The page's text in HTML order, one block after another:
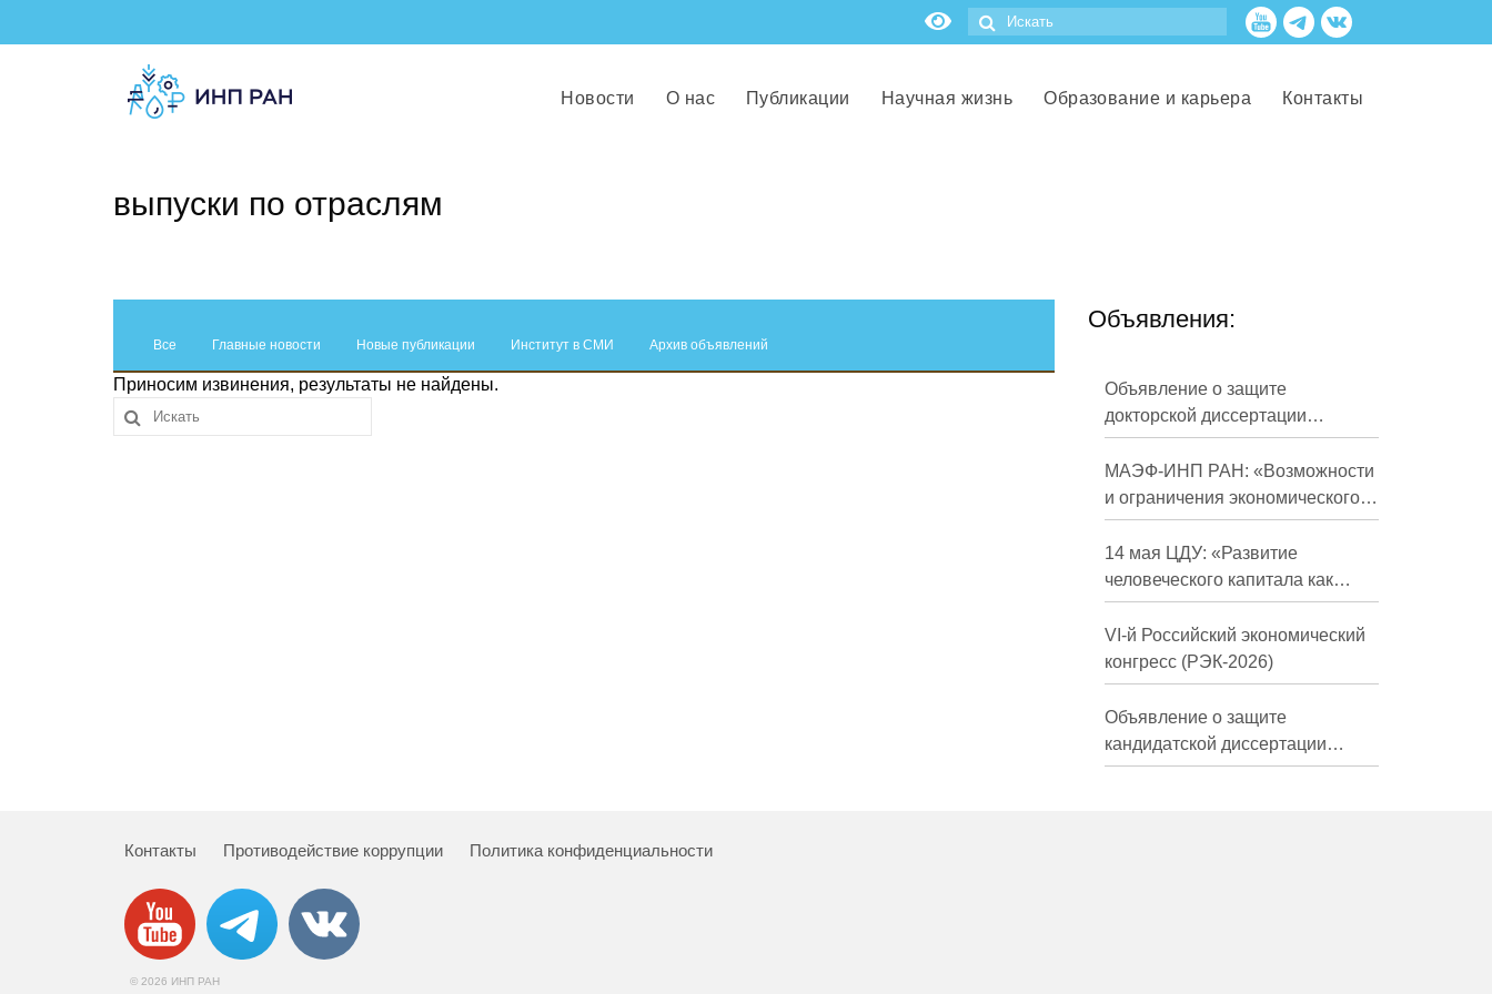
Новости О нас Публикации Научная жизнь Образование и карьера Контакты
выпуски по отраслям
Все Главные новости Новые публикации Институт в СМИ Архив объявлений
Приносим извинения, результаты не найдены.
Объявления:
Объявление о защите
докторской диссертации
Кузнецова Михаила
Евгеньевича
МАЭФ-ИНП РАН: «Возможности
и ограничения экономического
развития России в средне- и
долгосрочной перспективе»
14 мая ЦДУ: «Развитие
человеческого капитала как
фактор экономического роста»
VI-й Российский экономический
конгресс (РЭК-2026)
Объявление о защите
кандидатской диссертации
Трындиной Николь Сергеевны
Контакты Противодействие коррупции Политика конфиденциальности
© 2026 ИНП РАН